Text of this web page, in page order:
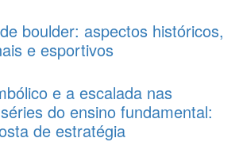
boulder: aspectos históricos,
e esportivos
e a escalada nas
do ensino fundamental:
de estratégia